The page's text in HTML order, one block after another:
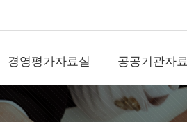
경영평가자료실 공공기관자
경영평가자료실
국가공공기관평가
공공
공공기관뉴